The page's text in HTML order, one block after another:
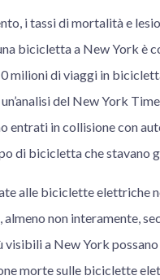
i tassi di mortalità e
bicicletta a New York è
milioni di viaggi in
del New York
entrati in collisione con
di bicicletta che stavano
alle biciclette elettriche
non interamente,
a New York
morte sulle biciclette